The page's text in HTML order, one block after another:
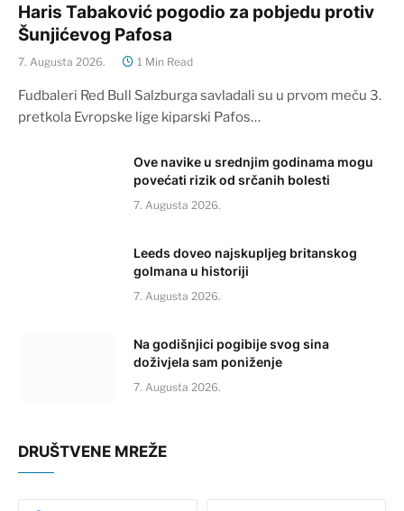
Haris Tabaković pogodio za pobjedu protiv
Šunjićevog Pafosa
7. Augusta 2026. 1 Min Read
Fudbaleri Red Bull Salzburga savladali su u prvom meču 3.
pretkola Evropske lige kiparski Pafos…
Ove navike u srednjim godinama mogu
povećati rizik od srčanih bolesti
7. Augusta 2026.
Leeds doveo najskupljeg britanskog
golmana u historiji
7. Augusta 2026.
Na godišnjici pogibije svog sina
doživjela sam poniženje
7. Augusta 2026.
DRUŠTVENE MREŽE